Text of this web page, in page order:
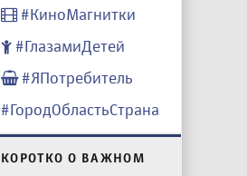
#КиноМагнитки
#ГлазамиДетей
#ЯПотребитель
#ГородОбластьСтрана
КОРОТКО О ВАЖНОМ